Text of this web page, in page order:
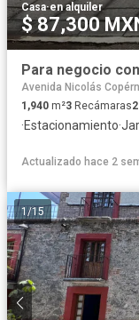
Casa·en alquiler
$ 87,300
Para negocio
Avenida Nicolás
1,940 m²3 Recámaras2
·Estacionamiento·
Actualizado hace 2
1/15